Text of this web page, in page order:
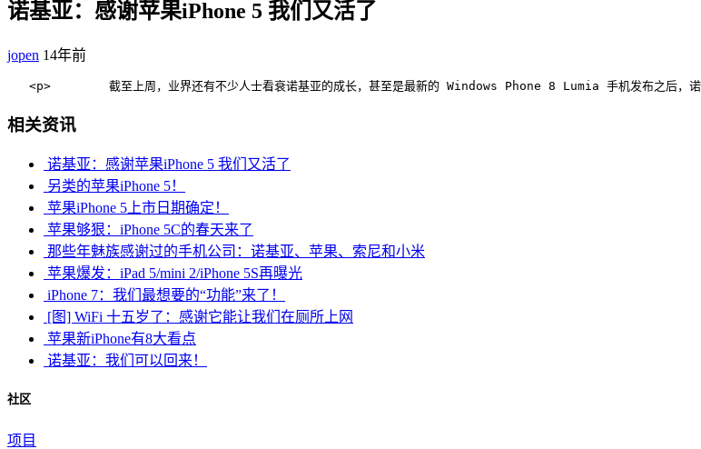
诺基亚：感谢苹果iPhone 5 我们又活了
jopen 14年前
<p>        截至上周，业界还有不少人士看衰诺基亚的成长，甚至是最新的 Windows Phone 8 Lumia 手机发布
相关资讯
诺基亚：感谢苹果iPhone 5 我们又活了
另类的苹果iPhone 5！
苹果iPhone 5上市日期确定！
苹果够狠：iPhone 5C的春天来了
那些年魅族感谢过的手机公司：诺基亚、苹果、索尼和小米
苹果爆发：iPad 5/mini 2/iPhone 5S再曝光
iPhone 7：我们最想要的“功能”来了！
[图] WiFi 十五岁了：感谢它能让我们在厕所上网
苹果新iPhone有8大看点
诺基亚：我们可以回来！
社区
项目